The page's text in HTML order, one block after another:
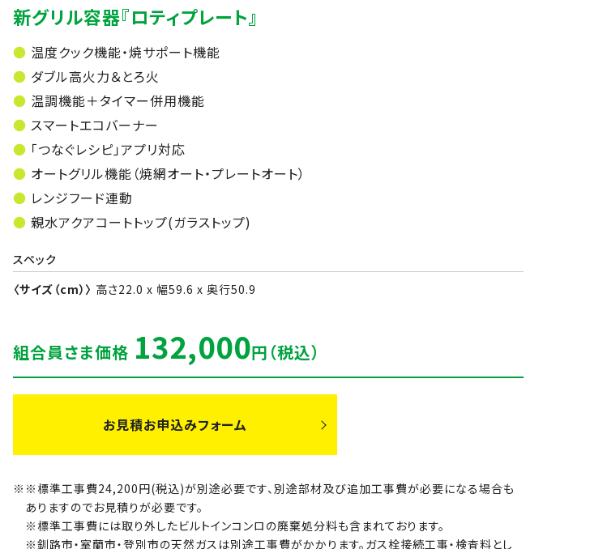
新グリル容器『ロティプレート』
温度クック機能・焼サポート機能
ダブル高火力＆とろ火
温調機能＋タイマー併用機能
スマートエコバーナー
「つなぐレシピ」アプリ対応
オートグリル機能（焼網オート・プレートオート）
レンジフード連動
親水アクアコートトップ(ガラストップ)
スペック
〈サイズ（cm）〉 高さ22.0 x 幅59.6 x 奥行50.9
組合員さま価格 132,000円（税込）
お見積お申込みフォーム
※標準工事費24,200円(税込)が別途必要です、別途部材及び追加工事費が必要になる場合も
ありますのでお見積りが必要です。
※標準工事費には取り外したビルトインコンロの廃棄処分料も含まれております。
※釧路市・室蘭市・登別市の天然ガスは別途工事費がかかります。ガス栓接続工事・検査料とし